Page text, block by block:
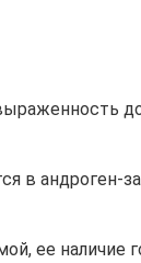
в
ее наличие